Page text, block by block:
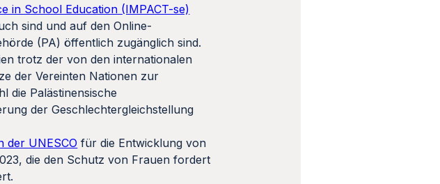
in School Education (IMPACT-se)
sind und auf den Online-
(PA) öffentlich zugänglich sind.
trotz der von den internationalen
der Vereinten Nationen zur
die Palästinensische
der Geschlechtergleichstellung
der UNESCO für die Entwicklung von
die den Schutz von Frauen fordert